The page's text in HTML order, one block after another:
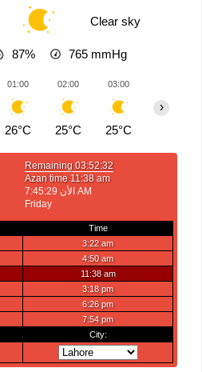
Clear sky
87% 765 mmHg
01:00
26°C
02:00
25°C
03:00
25°C
›